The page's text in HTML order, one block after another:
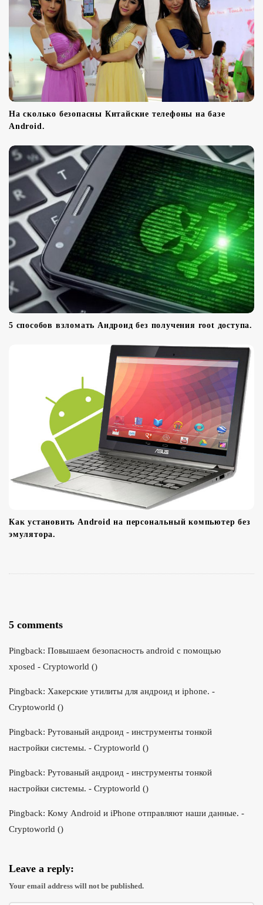
На сколько безопасны Китайские телефоны на базе
Android.
5 способов взломать Андроид без получения root доступа.
Как установить Android на персональный компьютер без
эмулятора.
5 commentsO
К
а
к
о
т
а
я
а
о
н
Pingback: Повышаем безопасность android с помощью
xposed - Cryptoworld ()
Pingback: Хакерские утилиты для андроид и iphone. -
Cryptoworld ()
Pingback: Рутованый андроид - инструменты тонкой
настройки системы. - Cryptoworld ()
Pingback: Рутованый андроид - инструменты тонкой
настройки системы. - Cryptoworld ()
Pingback: Кому Android и iPhone отправляют наши данные. -
Cryptoworld ()
Leave a reply:
Your email address will not be published.